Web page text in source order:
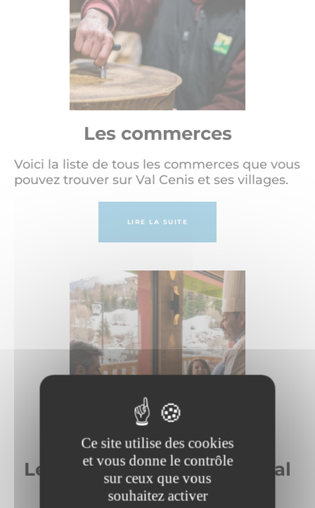
Ce site utilise des cookies
et vous donne le contrôle
sur ceux que vous
souhaitez activer
Les commerces
Voici la liste de tous les commerces que vous
pouvez trouver sur Val Cenis et ses villages.
LIRE LA SUITE
Les bars et restaurants à Val
Cenis